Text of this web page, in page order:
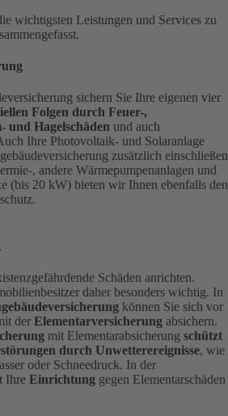
wichtigsten Leistungen und Services zu
sichern Sie Ihre eigenen vier
Folgen durch Feuer-,
und Hagelschäden und auch
Ihre Photovoltaik- und Solaranlage
zusätzlich
, andere Wärmepumpenanlagen und
(bis 20 kW) bieten wir Ihnen ebenfalls den
Schäden anrichten.
daher besonders wichtig. In
können Sie sich vor
der Elementarversicherung absichern.
mit Elementarabsicherung schützt
durch Unwetterereignisse, wie
oder Schneedruck. In der
Ihre Einrichtung gegen Elementarschäden